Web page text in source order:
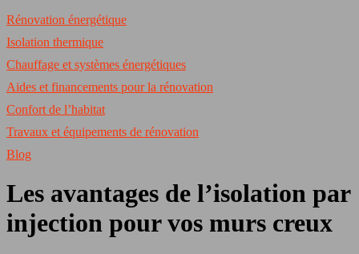
Rénovation énergétique
Isolation thermique
Chauffage et systèmes énergétiques
Aides et financements pour la rénovation
Confort de l’habitat
Travaux et équipements de rénovation
Blog
Les avantages de l’isolation par
injection pour vos murs creux